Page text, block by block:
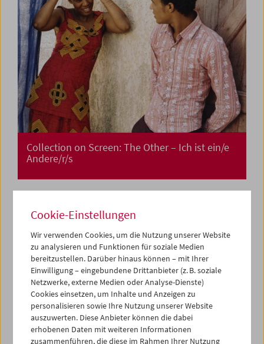
Collection on Screen: The Other – Ich ist ein/e
Andere/r/s
Cookie-Einstellungen
Wir verwenden Cookies, um die Nutzung unserer Website
zu analysieren und Funktionen für soziale Medien
bereitzustellen. Darüber hinaus können – mit Ihrer
Einwilligung – eingebundene Drittanbieter (z. B. soziale
Netzwerke, externe Medien oder Analyse-Dienste)
Cookies einsetzen, um Inhalte und Anzeigen zu
personalisieren sowie Ihre Nutzung unserer Website
auszuwerten. Diese Anbieter können die dabei
erhobenen Daten mit weiteren Informationen
zusammenführen, die diese im Rahmen Ihrer Nutzung